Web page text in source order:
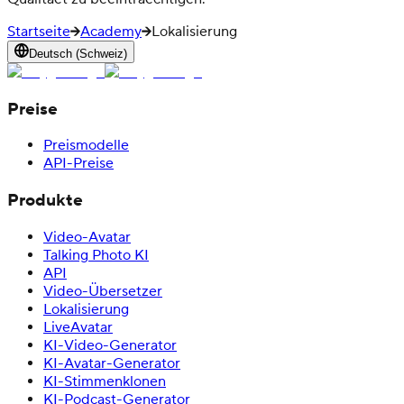
Startseite Academy Lokalisierung
Deutsch (Schweiz)
Preise
Preismodelle
API-Preise
Produkte
Video-Avatar
Talking Photo KI
API
Video-Übersetzer
Lokalisierung
LiveAvatar
KI-Video-Generator
KI-Avatar-Generator
KI-Stimmenklonen
KI-Podcast-Generator